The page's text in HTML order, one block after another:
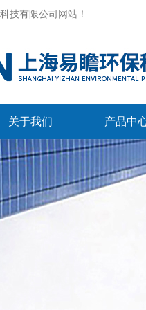
技有限公司网站 ！
关于我们 产品中